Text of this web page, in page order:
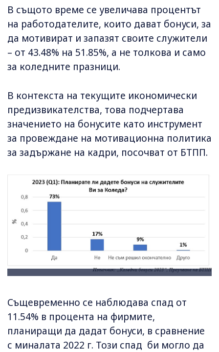
В същото време се увеличава процентът
на работодателите, които дават бонуси, за
да мотивират и запазят своите служители
– от 43.48% на 51.85%, а не толкова и само
за коледните празници.
В контекста на текущите икономически
предизвикателства, това подчертава
значението на бонусите като инструмент
за провеждане на мотивационна политика
за задържане на кадри, посочват от БТПП.
Същевременно се наблюдава спад от
11.54% в процента на фирмите,
планиращи да дадат бонуси, в сравнение
с миналата 2022 г. Този спад би могло да